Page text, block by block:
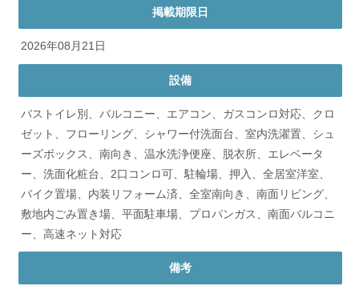
掲載期限日
2026年08月21日
設備
バストイレ別、バルコニー、エアコン、ガスコンロ対応、クロ
ゼット、フローリング、シャワー付洗面台、室内洗濯置、シュ
ーズボックス、南向き、温水洗浄便座、脱衣所、エレベータ
ー、洗面化粧台、2口コンロ可、駐輪場、押入、全居室洋室、
バイク置場、内装リフォーム済、全室南向き、南面リビング、
敷地内ごみ置き場、平面駐車場、プロパンガス、南面バルコニ
ー、高速ネット対応
備考